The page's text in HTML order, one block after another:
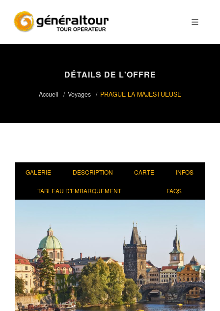
DÉTAILS DE L'OFFRE
Accueil Voyages PRAGUE LA MAJESTUEUSE
GALERIE DESCRIPTION CARTE INFOS
TABLEAU D'EMBARQUEMENT FAQS